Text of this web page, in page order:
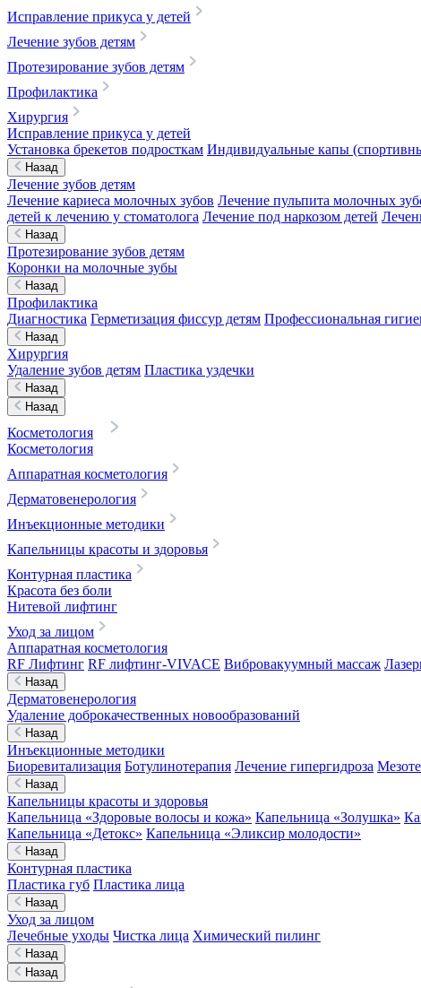
Исправление прикуса у детей
Лечение зубов детям
Протезирование зубов детям
Профилактика
Хирургия
Исправление прикуса у детей
Установка брекетов подросткам Индивидуальные капы
Назад
Лечение зубов детям
Лечение кариеса молочных зубов Лечение пульпита молочных
детей к лечению у стоматолога Лечение под наркозом детей
Назад
Протезирование зубов детям
Коронки на молочные зубы
Назад
Профилактика
Диагностика Герметизация фиссур детям Профессиональная
Назад
Хирургия
Удаление зубов детям Пластика уздечки
Назад
Назад
Косметология
Косметология
Аппаратная косметология
Дерматовенерология
Инъекционные методики
Капельницы красоты и здоровья
Контурная пластика
Красота без боли
Нитевой лифтинг
Уход за лицом
Аппаратная косметология
RF Лифтинг RF лифтинг-VIVACE Вибровакуумный массаж
Назад
Дерматовенерология
Удаление доброкачественных новообразований
Назад
Инъекционные методики
Биоревитализация Ботулинотерапия Лечение гипергидроза
Назад
Капельницы красоты и здоровья
Капельница «Здоровые волосы и кожа» Капельница «Золушка»
Капельница «Детокс» Капельница «Эликсир молодости»
Назад
Контурная пластика
Пластика губ Пластика лица
Назад
Уход за лицом
Лечебные уходы Чистка лица Химический пилинг
Назад
Назад